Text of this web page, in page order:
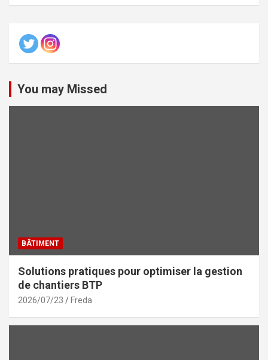
You may Missed
BÂTIMENT
Solutions pratiques pour optimiser la gestion
de chantiers BTP
2026/07/23 Freda